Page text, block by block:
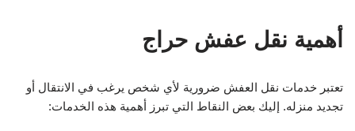
أهمية نقل عفش حراج
تعتبر خدمات نقل العفش ضرورية لأي شخص يرغب في الانتقال أو
تجديد منزله. إليك بعض النقاط التي تبرز أهمية هذه الخدمات: